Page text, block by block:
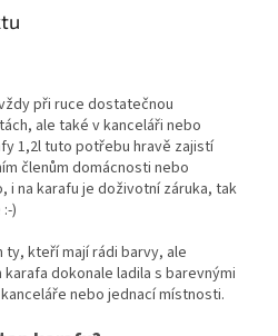
při ruce dostatečnou
ale také v kanceláři nebo
1,2l tuto potřebu hravě zajistí
členům domácnosti nebo
i na karafu je doživotní záruka, tak
)
kteří mají rádi barvy, ale
dokonale ladila s barevnými
nebo jednací místnosti.